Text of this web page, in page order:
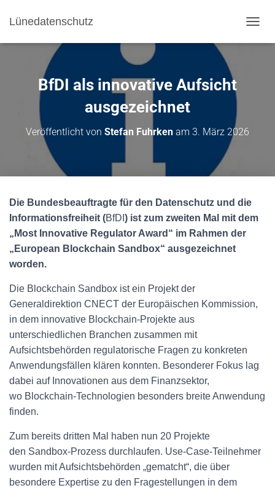
Lünedatenschutz
BfDI als innovative Aufsicht
ausgezeichnet
Veröffentlicht von Stefan Fuhrken am 3. März 2026
Die Bundesbeauftragte für den Datenschutz und die
Informationsfreiheit (BfDI ) ist zum zweiten Mal mit dem
„Most Innovative Regulator Award“ im Rahmen der
„European Blockchain Sandbox“ ausgezeichnet
worden.
Die Blockchain Sandbox ist ein Projekt der
Generaldirektion CNECT der Europäischen Kommission,
in dem innovative Blockchain-Projekte aus
unterschiedlichen Branchen zusammen mit
Aufsichtsbehörden regulatorische Fragen zu konkreten
Anwendungsfällen klären konnten. Besonderer Fokus lag
dabei auf Innovationen aus dem Finanzsektor,
wo Blockchain-Technologien besonders breite Anwendung
finden.
Zum bereits dritten Mal haben nun 20 Projekte
den Sandbox-Prozess durchlaufen. Use-Case-Teilnehmer
wurden mit Aufsichtsbehörden „gematcht“, die über
besondere Expertise zu den Fragestellungen in dem